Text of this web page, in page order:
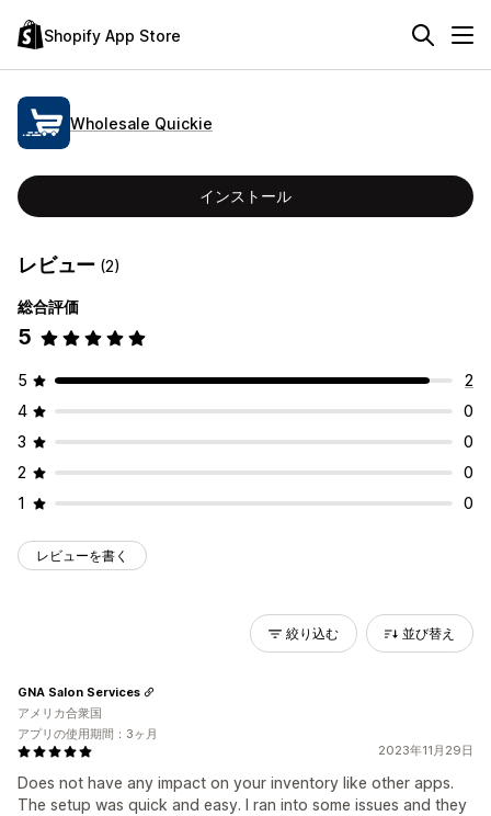
Shopify App Store
Wholesale Quickie
インストール
レビュー (2)
総合評価
5
5
2
4
0
3
0
2
0
1
0
レビューを書く
絞り込む 並び替え
2023年11月29日
Does not have any impact on your inventory like other apps.
The setup was quick and easy. I ran into some issues and they
GNA Salon Services
アメリカ合衆国
アプリの使用期間：3ヶ月